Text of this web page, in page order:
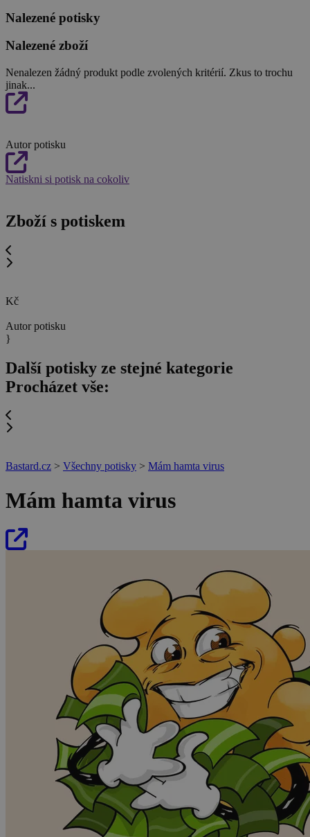
Nalezené potisky
Nalezené zboží
Nenalezen žádný produkt podle zvolených kritérií. Zkus to trochu
jinak...
Autor potisku
Natiskni si potisk na cokoliv
Zboží s potiskem
Kč
Autor potisku
}
Další potisky ze stejné kategorie
Procházet vše:
Bastard.cz > Všechny potisky > Mám hamta virus
Mám hamta virus